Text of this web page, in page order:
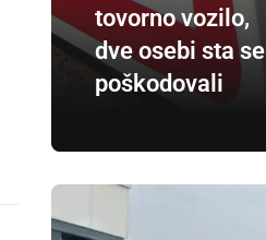
tovorno vozilo,
dve osebi sta se
poškodovali